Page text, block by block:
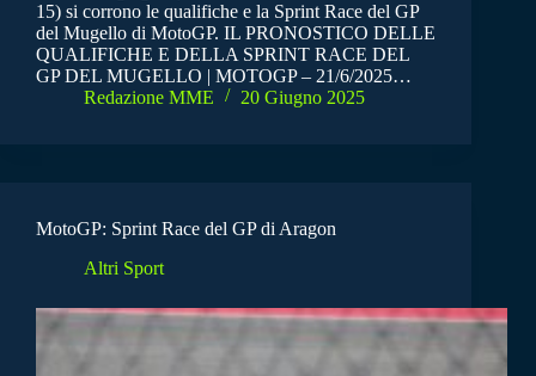
15) si corrono le qualifiche e la Sprint Race del GP
del Mugello di MotoGP. IL PRONOSTICO DELLE
QUALIFICHE E DELLA SPRINT RACE DEL
GP DEL MUGELLO | MOTOGP – 21/6/2025…
Redazione MME
20 Giugno 2025
MotoGP: Sprint Race del GP di Aragon
Altri Sport